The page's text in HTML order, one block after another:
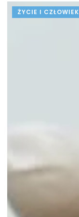
ŻYCIE I CZŁOWIEK